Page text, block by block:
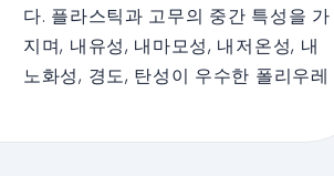
다. 플라스틱과 고무의 중간 특성을 가
지며, 내유성, 내마모성, 내저온성, 내
노화성, 경도, 탄성이 우수한 폴리우레
특성을 활용하여 Enbon은 LED 스크